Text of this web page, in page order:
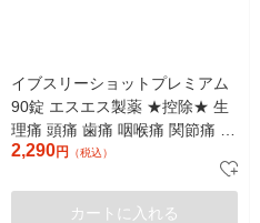
イブスリーショットプレミアム
90錠 エスエス製薬 ★控除★ 生
理痛 頭痛 歯痛 咽喉痛 関節痛 筋
肉痛 肩こり痛【指定第2類医薬
2,290円 （税込）
カートに入れる